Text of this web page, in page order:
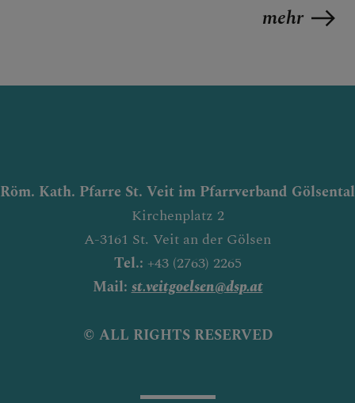
mehr
Röm. Kath. Pfarre St. Veit im Pfarrverband Gölsental
Kirchenplatz 2
A-3161 St. Veit an der Gölsen
Tel.: +43 (2763) 2265
Mail: st.veitgoelsen@dsp.at
© ALL RIGHTS RESERVED